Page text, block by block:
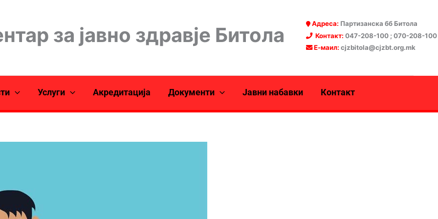
за јавно здравје Битола Адреса: Партизанска бб Битола
Контакт: 047-208-100 ; 070-208-100
Е-маил: cjzbitola@cjzbt.org.mk
Услуги Акредитација Документи Јавни набавки Контакт